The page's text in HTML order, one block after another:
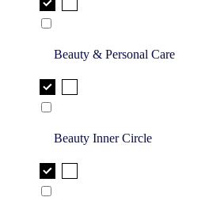
Beauty & Personal Care
Beauty Inner Circle